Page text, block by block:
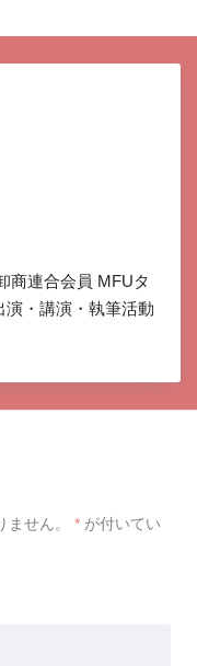
商連合会員 MFUタ
演・講演・執筆活動
せん。 * が付いてい